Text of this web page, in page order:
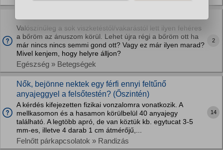
Aranyér miatti viszketés utáni fehérség elmúlik?
Valószínűleg a sok viszketéstől/vakarástól lett ilyen fehéres
a bőröm az ánuszom körül. Lehet újra régi a bőröm ott ha
már nincs nincs semmi gond ott? Vagy ez már ilyen marad?
Mivel kenjem, hogy helyre álljon?
Egészség » Betegségek
2
Nők, bejönne nektek egy férfi ennyi feltűnő
anyajeggyel a felsőtestén? (Őszintén)
A kérdés kifejezetten fizikai vonzalomra vonatkozik. A
mellkasomon és a hasamon körülbelül 40 anyajegy
található. A legtöbb apró, de van köztük kb. egytucat 3-5
mm-es, illetve 4 darab 1 cm átmérőjű,...
Felnőtt párkapcsolatok » Randizás
14